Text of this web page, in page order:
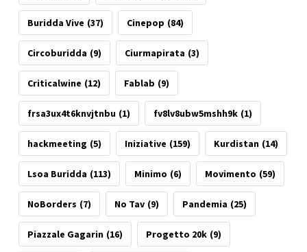
Buridda Vive (37) Cinepop (84)
Circoburidda (9) Ciurmapirata (3)
Criticalwine (12) Fablab (9)
frsa3ux4t6knvjtnbu (1) fv8lv8ubw5mshh9k (1)
hackmeeting (5) Iniziative (159) Kurdistan (14)
Lsoa Buridda (113) Minimo (6) Movimento (59)
NoBorders (7) No Tav (9) Pandemia (25)
Piazzale Gagarin (16) Progetto 20k (9)